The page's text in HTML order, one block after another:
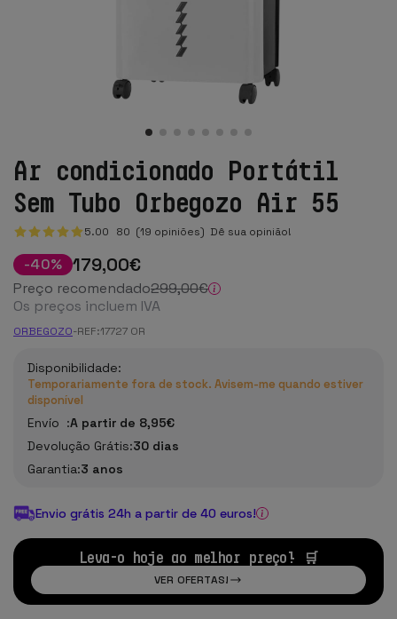
Ar condicionado Portátil
Sem Tubo Orbegozo Air 55
5.00 80 (19 opiniões) Dê sua opinião!
-40% 179,00€
Preço recomendado299,00€
Os preços incluem IVA
ORBEGOZO-REF:17727 OR
Disponibilidade:
Temporariamente fora de stock. Avisem-me quando estiver
disponível
Envío :A partir de 8,95€
Devolução Grátis:30 dias
Garantia:3 anos
Envio grátis 24h a partir de 40 euros!
Leva-o hoje ao melhor preço! 🛒
VER OFERTAS!